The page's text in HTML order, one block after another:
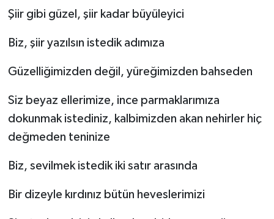
Şiir gibi güzel, şiir kadar büyüleyici
Biz, şiir yazılsın istedik adımıza
Güzelliğimizden değil, yüreğimizden bahseden
Siz beyaz ellerimize, ince parmaklarımıza
dokunmak istediniz, kalbimizden akan nehirler hiç
değmeden teninize
Biz, sevilmek istedik iki satır arasında
Bir dizeyle kırdınız bütün heveslerimizi